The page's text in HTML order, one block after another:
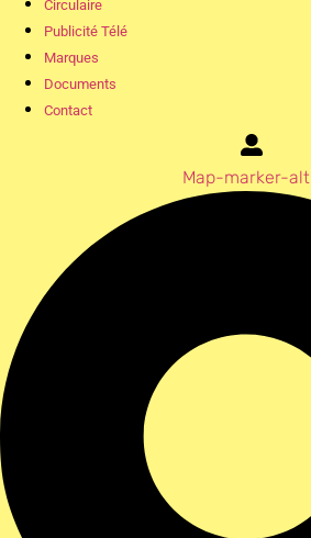
Circulaire
Publicité Télé
Marques
Documents
Contact
Map-marker-alt